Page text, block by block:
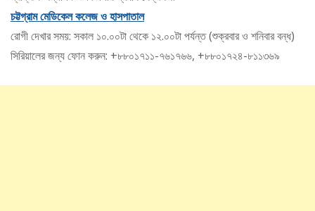
চট্টগ্রাম মেডিকেল কলেজ ও হাসপাতাল
রোগী দেখার সময়: সকাল ১০.০০টা থেকে ১২.০০টা পর্যন্ত (শুক্রবার ও শনিবার বন্ধ)
সিরিয়ালের জন্য ফোন করুন: +৮৮০১৭১১-৭৬১৭৬৬, +৮৮০১৭২৪-৮১১৩৬৯